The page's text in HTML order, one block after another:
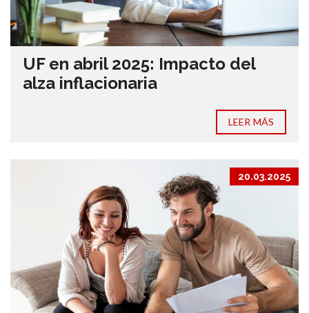
UF en abril 2025: Impacto del
alza inflacionaria
LEER MÁS
20.03.2025